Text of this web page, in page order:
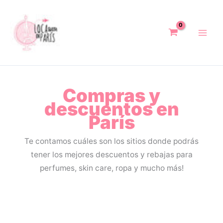
contenido
Compras y
descuentos en
París
Te contamos cuáles son los sitios donde podrás
tener los mejores descuentos y rebajas para
perfumes, skin care, ropa y mucho más!